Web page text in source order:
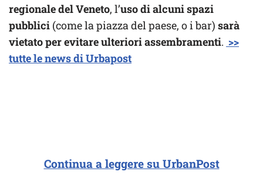
regionale del Veneto, l’uso di alcuni spazi
pubblici (come la piazza del paese, o i bar) sarà
vietato per evitare ulteriori assembramenti. >>
tutte le news di Urbapost
Continua a leggere su UrbanPost